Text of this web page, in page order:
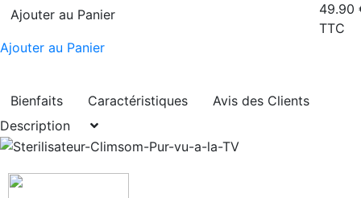
Ajouter au Panier
Ajouter au Panier
49.90
TTC
Bienfaits Caractéristiques
Avis des Clients
Description